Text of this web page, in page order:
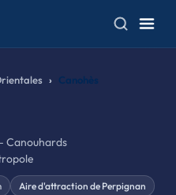
Canohès
Canouhards
Aire d'attraction de Perpignan